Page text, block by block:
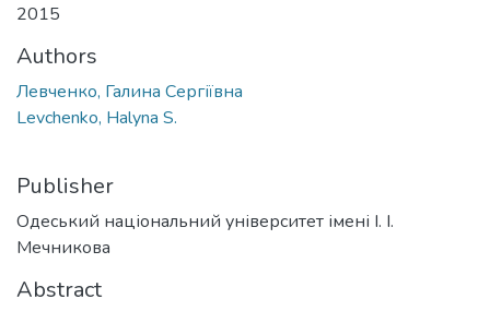
2015
Authors
Левченко, Галина Сергіївна
Levchenko, Halyna S.
Publisher
Одеський національний університет імені І. І.
Мечникова
Abstract